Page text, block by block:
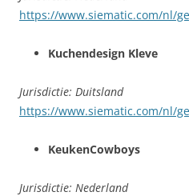
https://www.siematic.com/nl/
Kuchendesign Kleve
Jurisdictie: Duitsland
https://www.siematic.com/nl/
KeukenCowboys
Jurisdictie: Nederland